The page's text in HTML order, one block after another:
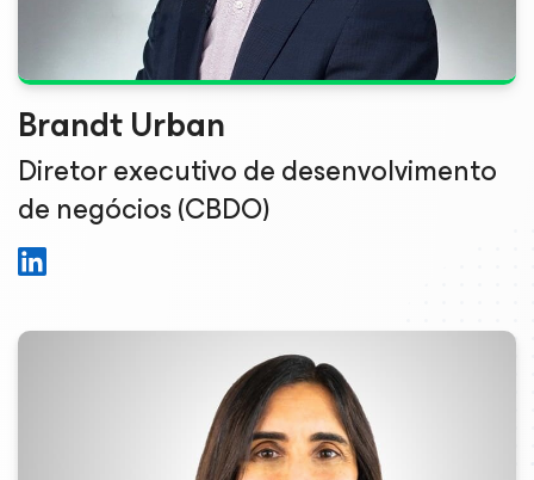
Brandt Urban
Diretor executivo de desenvolvimento
de negócios (CBDO)